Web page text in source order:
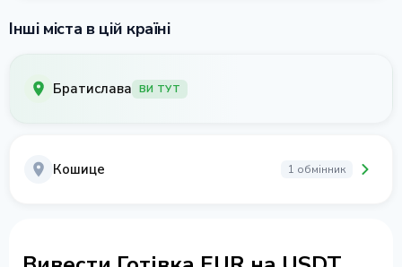
Інші міста в цій країні
Братислава ВИ ТУТ
Кошице 1 обмінник